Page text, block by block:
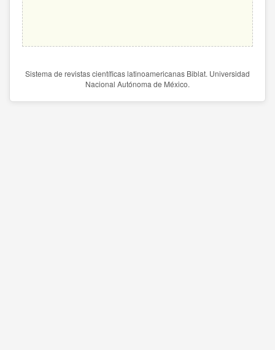
Sistema de revistas científicas latinoamericanas Biblat. Universidad
Nacional Autónoma de México.